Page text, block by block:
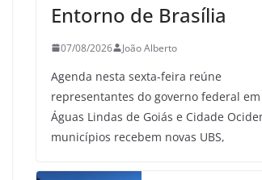
Entorno de Brasília
07/08/2026 João Alberto
Agenda nesta sexta-feira reúne
representantes do governo federal em
Águas Lindas de Goiás e Cidade
municípios recebem novas UBS,